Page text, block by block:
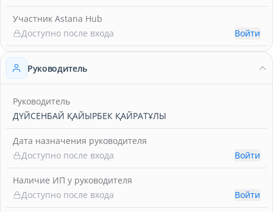
Участник Astana Hub
Доступно после входа
Войти
Руководитель
Руководитель
ДҮЙСЕНБАЙ ҚАЙЫРБЕК ҚАЙРАТҰЛЫ
Дата назначения руководителя
Доступно после входа
Войти
Наличие ИП у руководителя
Доступно после входа
Войти